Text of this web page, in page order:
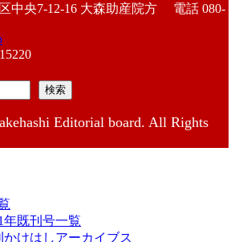
中央7-12-16 大森助産院方 電話 080-
検索
Editorial board. All Rights
年既刊号一覧
かけはしアーカイブス